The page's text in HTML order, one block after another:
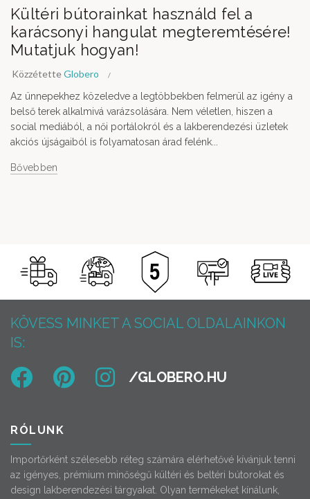
Kültéri bútorainkat használd fel a
karácsonyi hangulat megteremtésére!
Mutatjuk hogyan!
KözzétetteGlobero
Az ünnepekhez közeledve a legtöbbekben felmerül az igény a
belső terek alkalmivá varázsolására. Nem véletlen, hiszen a
social mediából, a női portálokról és a lakberendezési üzletek
akciós újságaiból is folyamatosan árad felénk...
Bővebben
KÖVESS MINKET A SOCIAL OLDALAINKON
IS:
RÓLUNK
Importőrként szélesebb réteg számára elérhetővé kívánjuk tenni
az igényes, prémium minőségű kültéri és beltéri bútorokat és
design lakberendezési tárgyakat. Olyan termékeket kínálunk,